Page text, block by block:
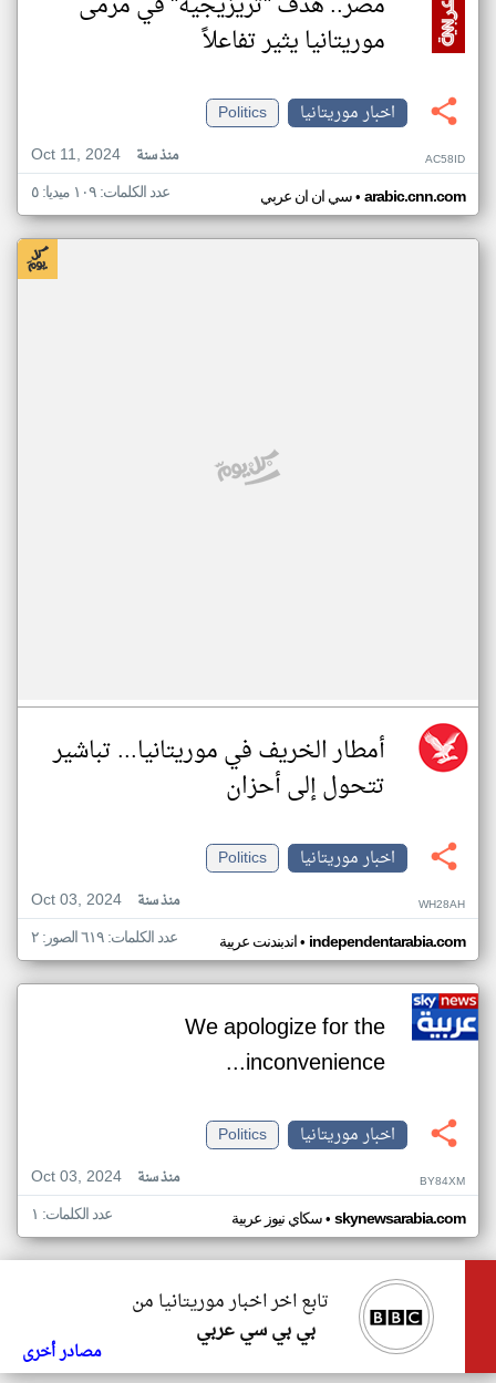
موريتانيا يثير تفاعلاً
اخبار موريتانيا
Politics
Oct 11, 2024
منذ سنة AC58ID
سي ان ان عربي• arabic.cnn.com عدد الكلمات: ١٠٩ ميديا: ٥
أمطار الخريف في موريتانيا... تباشير
تتحول إلى أحزان
اخبار موريتانيا
Politics
Oct 03, 2024
منذ سنة WH28AH
اندبندنت عربية• independentarabia.com عدد الكلمات: ٦١٩ الصور: ٢
We apologize for the
inconvenience...
اخبار موريتانيا
Politics
Oct 03, 2024
منذ سنة BY84XM
سكاي نيوز عربية• skynewsarabia.com عدد الكلمات: ١
تابع اخر اخبار موريتانيا من
بي بي سي عربي
مصادر أخرى